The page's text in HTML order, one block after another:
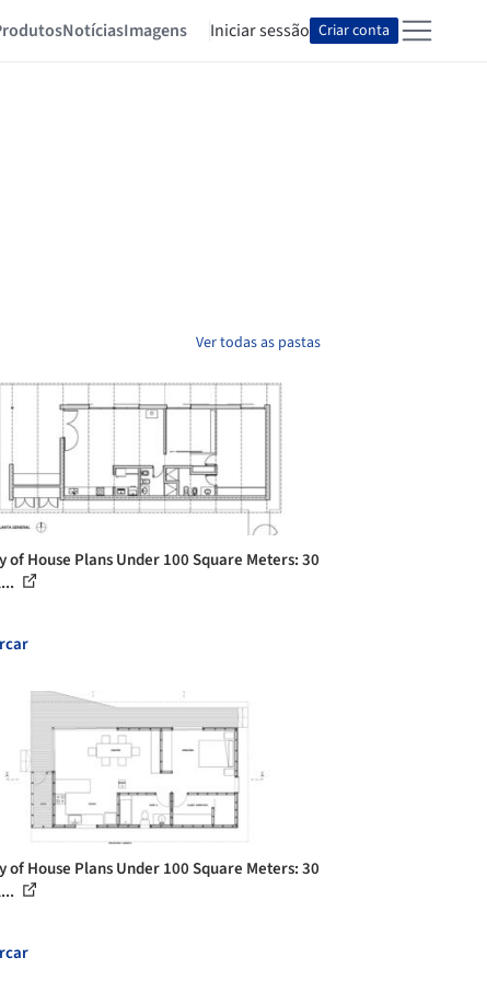
NotíciasImagens Iniciar sessão Criar conta
Ver todas as pastas
of House Plans Under 100 Square Meters: 30
of House Plans Under 100 Square Meters: 30